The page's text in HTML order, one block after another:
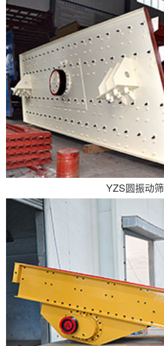
YZS圆振动筛